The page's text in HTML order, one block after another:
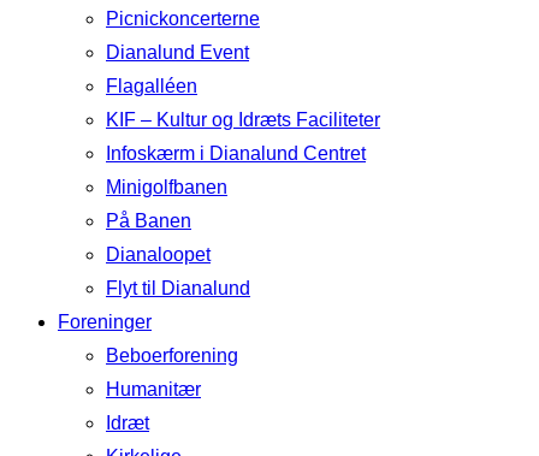
Picnickoncerterne
Dianalund Event
Flagalléen
KIF – Kultur og Idræts Faciliteter
Infoskærm i Dianalund Centret
Minigolfbanen
På Banen
Dianaloopet
Flyt til Dianalund
Foreninger
Beboerforening
Humanitær
Idræt